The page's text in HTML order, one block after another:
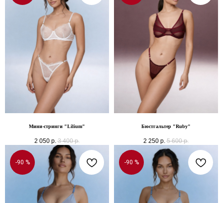
Мини-стринги "Lilium"
2 050 р. 3 400 р.
Бюстгальтер "Ruby"
2 250 р. 5 600 р.
-90 % -90 %